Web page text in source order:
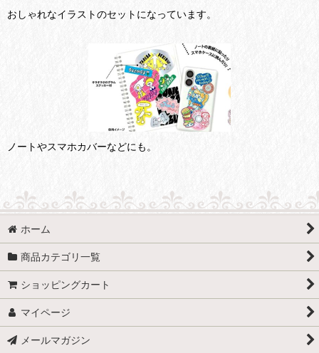
おしゃれなイラストのセットになっています。
ノートやスマホカバーなどにも。
ホーム
商品カテゴリ一覧
ショッピングカート
マイページ
メールマガジン